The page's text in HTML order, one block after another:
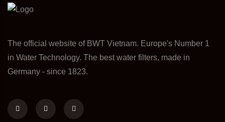
The official website of BWT Vietnam. Europe's Number 1
in Water Technology. The best water filters, made in
Germany - since 1823.